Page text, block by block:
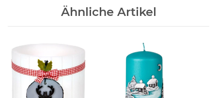
Ähnliche Artikel